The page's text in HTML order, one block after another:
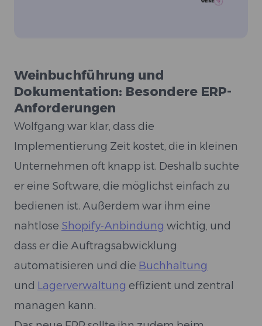
Weinbuchführung und
Dokumentation: Besondere ERP-
Anforderungen
Wolfgang war klar, dass die
Implementierung Zeit kostet, die in kleinen
Unternehmen oft knapp ist. Deshalb suchte
er eine Software, die möglichst einfach zu
bedienen ist. Außerdem war ihm eine
nahtlose Shopify-Anbindung wichtig, und
dass er die Auftragsabwicklung
automatisieren und die Buchhaltung
und Lagerverwaltung effizient und zentral
managen kann.